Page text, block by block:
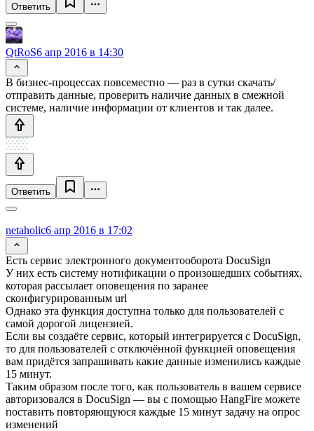
Ответить
QtRoS6 апр 2016 в 14:30
В бизнес-процессах повсеместно — раз в сутки скачать/
отправить данные, проверить наличие данных в смежной
системе, наличие информации от клиентов и так далее.
Ответить
netaholic6 апр 2016 в 17:02
Есть сервис электронного документооборота DocuSign
У них есть систему нотификации о произошедших событиях,
которая рассылает оповещения по заранее
сконфигурированным url
Однако эта функция доступна только для пользователей с
самой дорогой лицензией.
Если вы создаёте сервис, который интегрируется с DocuSign,
то для пользователей с отключённой функцией оповещения
вам придётся запрашивать какие данные изменились каждые
15 минут.
Таким образом после того, как пользователь в вашем сервисе
авторизовался в DocuSign — вы с помощью HangFire можете
поставить повторяющуюся каждые 15 минут задачу на опрос
изменений